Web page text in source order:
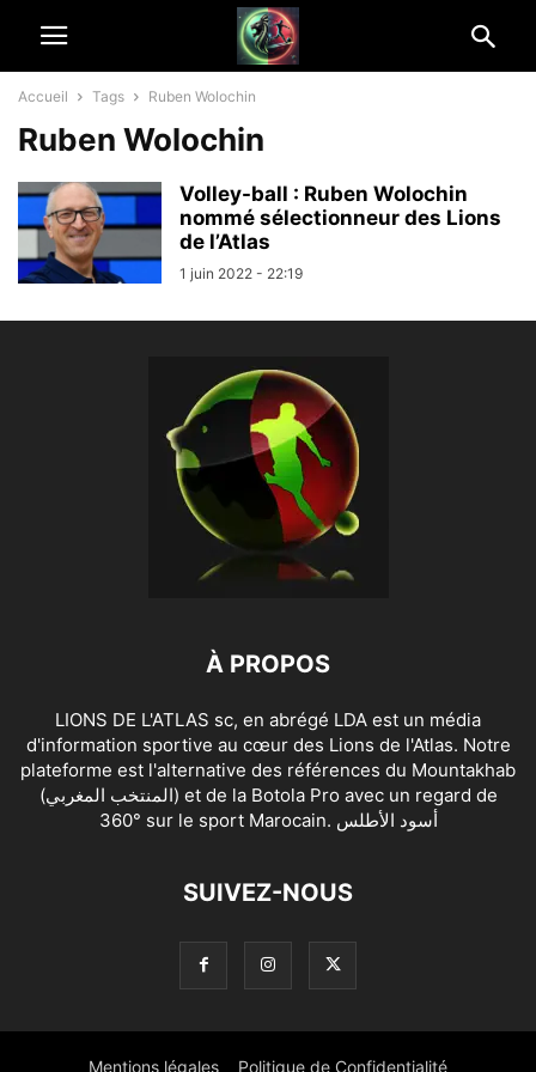
Accueil Tags Ruben Wolochin
Ruben Wolochin
Volley-ball : Ruben Wolochin
nommé sélectionneur des Lions
de l’Atlas
1 juin 2022 - 22:19
À PROPOS
LIONS DE L'ATLAS sc, en abrégé LDA est un média
d'information sportive au cœur des Lions de l'Atlas. Notre
plateforme est l'alternative des références du Mountakhab
(المنتخب المغربي) et de la Botola Pro avec un regard de
360° sur le sport Marocain. أسود الأطلس
SUIVEZ-NOUS
Mentions légales Politique de Confidentialité